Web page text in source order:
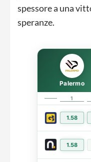
spessore a una
speranze.
Palermo
1
1.58
1.58